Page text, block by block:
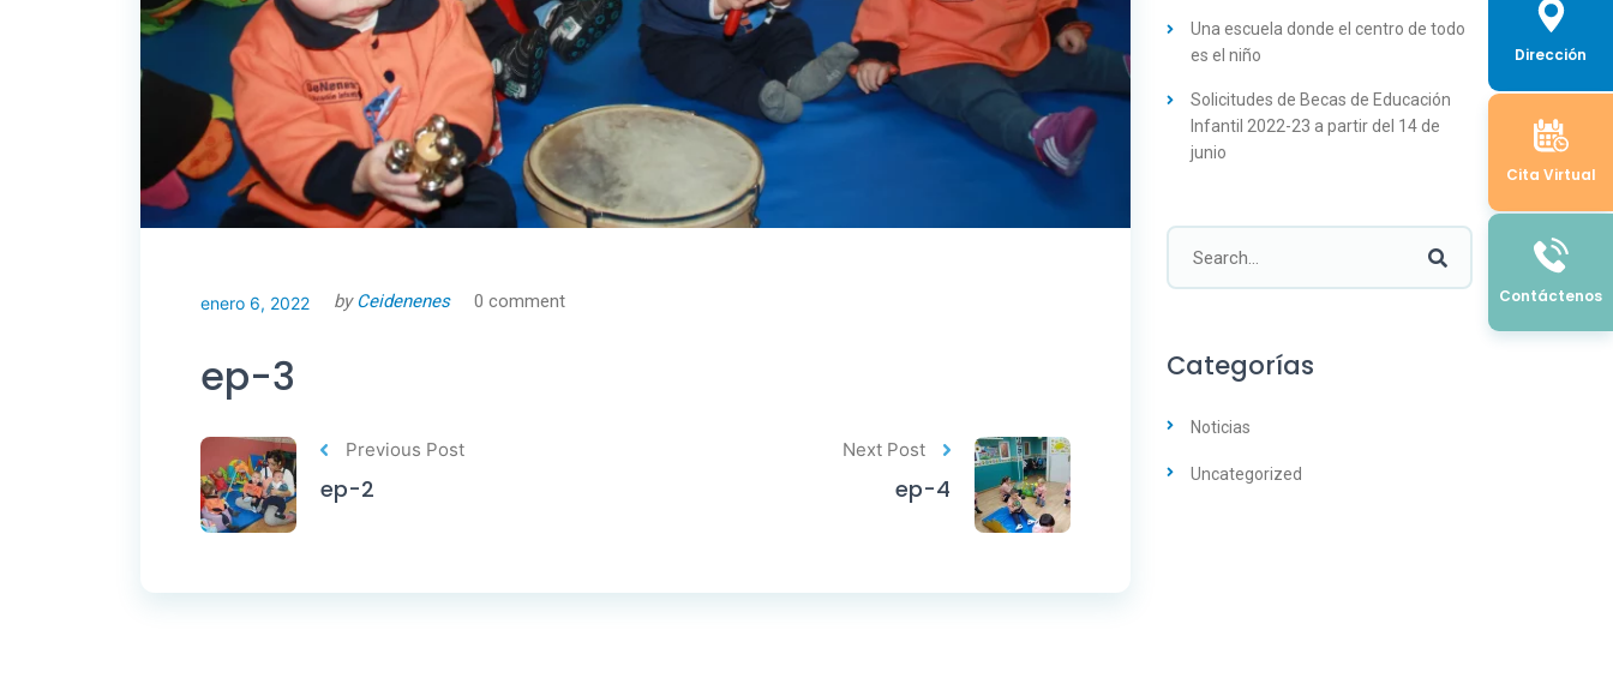
Dirección
Cita Virtual
Contáctenos
enero 6, 2022 byCeidenenes 0 comment
ep-3
Previous Post
ep-2
Next Post
ep-4
Una escuela donde el centro de todo
es el niño
Solicitudes de Becas de Educación
Infantil 2022-23 a partir del 14 de
junio
Categorías
Noticias
Uncategorized